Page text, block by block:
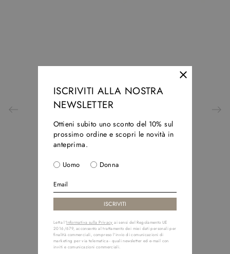
ISCRIVITI ALLA NOSTRA
NEWSLETTER
Ottieni subito uno sconto del 10% sul
prossimo ordine e scopri le novità in
anteprima.
Uomo Donna
Letta l'Informativa sulla Privacy ai sensi del Regolamento UE
2016/679, acconsento al trattamento dei miei dati personali per
finalità commerciali, compreso l'invio di comunicazioni di
marketing per via telematica - quali newsletter ed e-mail con
inviti e comunicazioni commerciali.